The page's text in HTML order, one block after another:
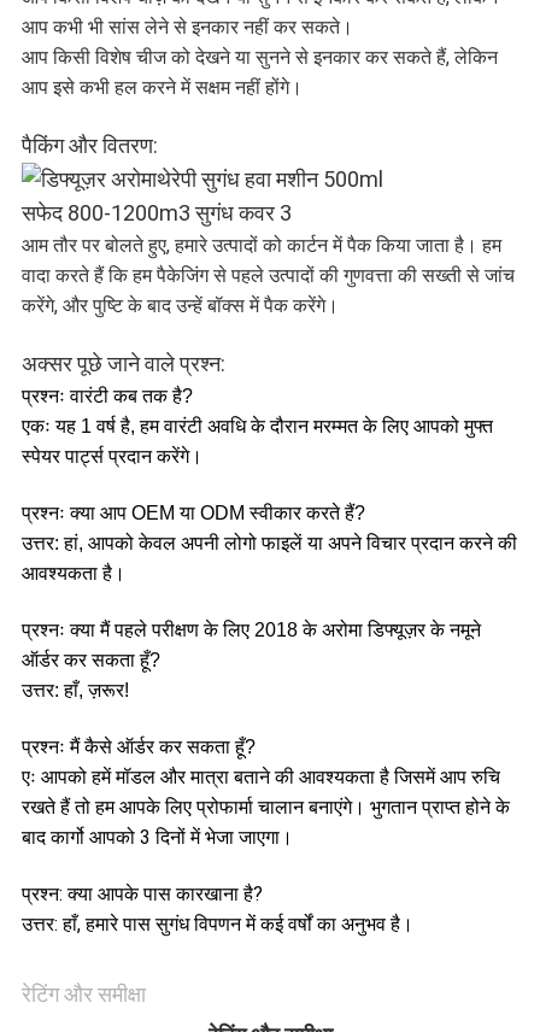
आप कभी भी सांस लेने से इनकार नहीं कर सकते।
आप किसी विशेष चीज को देखने या सुनने से इनकार कर सकते हैं, लेकिन
आप इसे कभी हल करने में सक्षम नहीं होंगे।
पैकिंग और वितरण:
आम तौर पर बोलते हुए, हमारे उत्पादों को कार्टन में पैक किया जाता है। हम
वादा करते हैं कि हम पैकेजिंग से पहले उत्पादों की गुणवत्ता की सख्ती से जांच
करेंगे, और पुष्टि के बाद उन्हें बॉक्स में पैक करेंगे।
अक्सर पूछे जाने वाले प्रश्न:
प्रश्नः वारंटी कब तक है?
एकः यह 1 वर्ष है, हम वारंटी अवधि के दौरान मरम्मत के लिए आपको मुफ्त
स्पेयर पार्ट्स प्रदान करेंगे।
प्रश्नः क्या आप OEM या ODM स्वीकार करते हैं?
उत्तर: हां, आपको केवल अपनी लोगो फाइलें या अपने विचार प्रदान करने की
आवश्यकता है।
प्रश्नः क्या मैं पहले परीक्षण के लिए 2018 के अरोमा डिफ्यूज़र के नमूने
ऑर्डर कर सकता हूँ?
उत्तर: हाँ, ज़रूर!
प्रश्नः मैं कैसे ऑर्डर कर सकता हूँ?
एः आपको हमें मॉडल और मात्रा बताने की आवश्यकता है जिसमें आप रुचि
रखते हैं तो हम आपके लिए प्रोफार्मा चालान बनाएंगे। भुगतान प्राप्त होने के
बाद कार्गो आपको 3 दिनों में भेजा जाएगा।
प्रश्न: क्या आपके पास कारखाना है?
उत्तर: हाँ, हमारे पास सुगंध विपणन में कई वर्षों का अनुभव है।
रेटिंग और समीक्षा